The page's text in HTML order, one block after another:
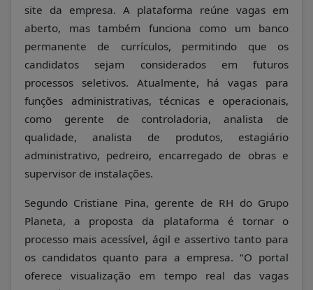
site da empresa. A plataforma reúne vagas em
aberto, mas também funciona como um banco
permanente de currículos, permitindo que os
candidatos sejam considerados em futuros
processos seletivos. Atualmente, há vagas para
funções administrativas, técnicas e operacionais,
como gerente de controladoria, analista de
qualidade, analista de produtos, estagiário
administrativo, pedreiro, encarregado de obras e
supervisor de instalações.
Segundo Cristiane Pina, gerente de RH do Grupo
Planeta, a proposta da plataforma é tornar o
processo mais acessível, ágil e assertivo tanto para
os candidatos quanto para a empresa. “O portal
oferece visualização em tempo real das vagas